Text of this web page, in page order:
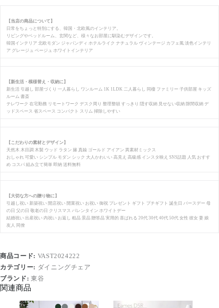
【当店の商品について】
日常をちょっと特別にする、韓国・北欧風のインテリア。
リビングやベッドルーム、玄関など、様々なお部屋に馴染むデザインです。
韓国インテリア 北欧モダン ジャパンディ ホテルライク ナチュラル ヴィンテージ カフェ風 淡色インテリ
ア グレージュ ベージュ ホワイトインテリア
【新生活・模様替え・収納に】
新生活 引越し 部屋づくり 一人暮らし ワンルーム 1K 1LDK 二人暮らし 同棲 ファミリー 子供部屋 キッズ
ルーム 書斎
テレワーク 在宅勤務 リモートワーク デスク周り 整理整頓 すっきり 隠す収納 見せない収納 隙間収納 デ
ッドスペース 省スペース コンパクト スリム 掃除しやすい
【こだわりの素材とデザイン】
天然木 木目調 木製 ウッド ラタン 籐 真鍮 ゴールド アイアン 異素材ミックス
おしゃれ 可愛い シンプル モダン シック 大人かわいい 高見え 高級感 インスタ映え SNS話題 人気 おすす
め コスパ 組み立て簡単 即納 送料無料
【大切な方への贈り物に】
引越し祝い 新築祝い 開店祝い 開業祝い お祝い 御祝 プレゼント ギフト プチギフト 誕生日 バースデー 母
の日 父の日 敬老の日 クリスマス バレンタイン ホワイトデー
結婚祝い 出産祝い 内祝い お返し 粗品 景品 贈答品 実用的 喜ばれる 20代 30代 40代 50代 女性 彼女 妻 娘
友人 同僚
商品コード: VAST2024222
カテゴリー: ダイニングチェア
ブランド: 東谷
関連商品